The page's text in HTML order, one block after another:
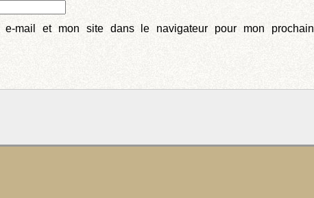
e-mail et mon site dans le navigateur pour mon prochain